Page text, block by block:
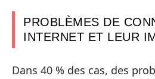
PROBLÈMES DE
INTERNET ET LEUR
Dans 40 % des cas, des